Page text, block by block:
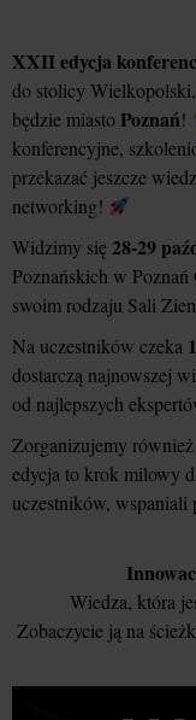
XXII edycja
do stolicy
będzie miasto Poznań!
konferencyjne,
przekazać jeszcze
networking!
Widzimy się28-29
Poznańskich w
swoim rodzaju Sali
Na uczestników czeka
dostarczą najnowszej
od najlepszych
Zorganizujemy również
edycja to krok milowy
uczestników,
Wiedza, która
Zobaczycie ją na